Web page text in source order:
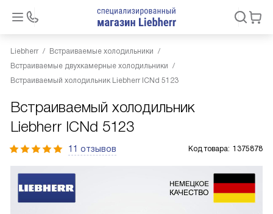
Liebherr
Встраиваемые холодильники
Встраиваемые двухкамерные холодильники
Встраиваемый холодильник Liebherr ICNd 5123
Встраиваемый холодильник
Liebherr ICNd 5123
11 отзывов Код товара: 1375878